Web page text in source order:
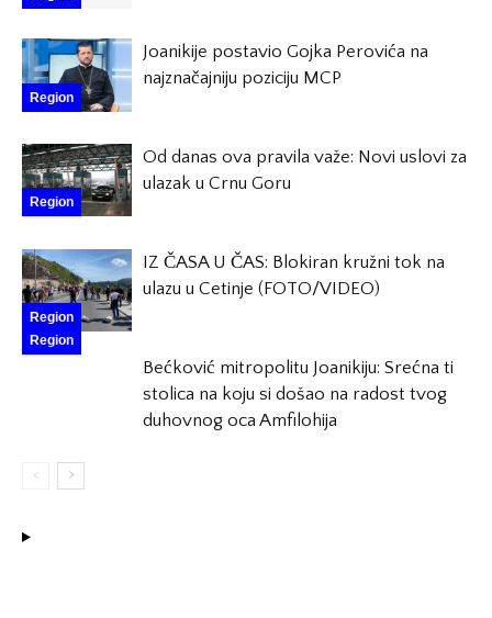
Region
Joanikije postavio Gojka Perovića na
najznačajniju poziciju MCP
Region
Od danas ova pravila važe: Novi uslovi za
ulazak u Crnu Goru
Region
IZ ČASA U ČAS: Blokiran kružni tok na
ulazu u Cetinje (FOTO/VIDEO)
Region
Bećković mitropolitu Joanikiju: Srećna ti
stolica na koju si došao na radost tvog
duhovnog oca Amfilohija